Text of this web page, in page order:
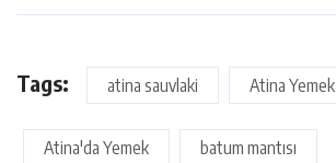
Tags: atina sauvlaki Atina Yemek
Atina'da Yemek batum mantısı